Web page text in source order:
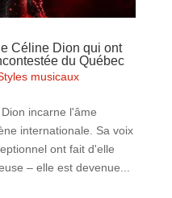
Céline Dion qui ont
du Québec
musicaux
incarne l'âme
internationale. Sa voix
ont fait d'elle
– elle est devenue...